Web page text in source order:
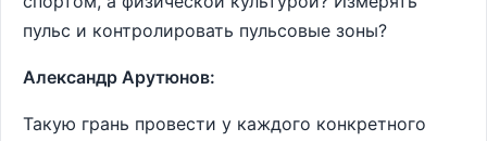
пульс и контролировать пульсовые зоны?
Александр Арутюнов:
Такую грань провести у каждого конкретного